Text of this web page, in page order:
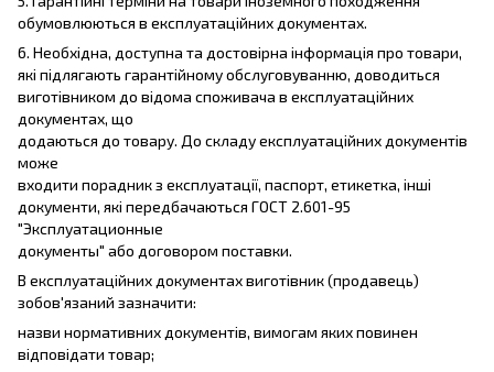
обумовлюються в експлуатаційних документах.
6. Необхідна, доступна та достовірна інформація про товари,
які підлягають гарантійному обслуговуванню, доводиться
виготівником до відома споживача в експлуатаційних
документах, що
додаються до товару. До складу експлуатаційних документів
може
входити порадник з експлуатації, паспорт, етикетка, інші
документи, які передбачаються ГОСТ 2.601-95
"Эксплуатационные
документы" або договором поставки.
В експлуатаційних документах виготівник (продавець)
зобов'язаний зазначити:
назви нормативних документів, вимогам яких повинен
відповідати товар;